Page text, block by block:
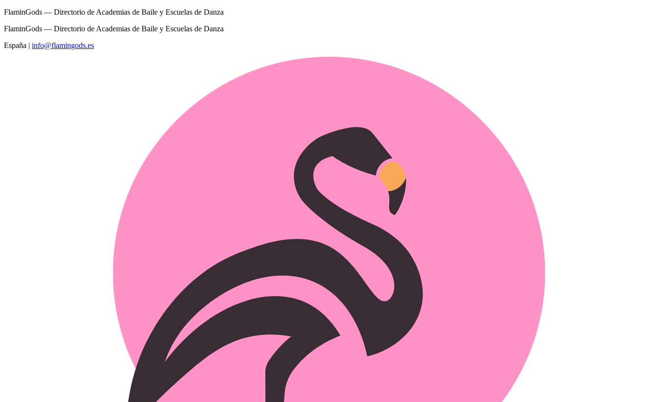
FlaminGods — Directorio de Academias de Baile y Escuelas de Danza
FlaminGods — Directorio de Academias de Baile y Escuelas de Danza
España | info@flamingods.es